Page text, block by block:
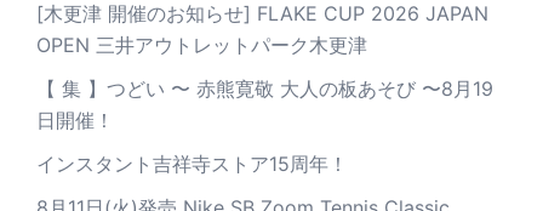
[木更津 開催のお知らせ] FLAKE CUP 2026 JAPAN
OPEN 三井アウトレットパーク木更津
【 集 】つどい 〜 赤熊寛敬 大人の板あそび 〜8月19
日開催！
インスタント吉祥寺ストア15周年！